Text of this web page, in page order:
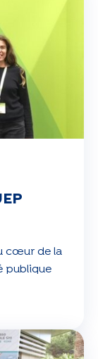
cœur de la
publique